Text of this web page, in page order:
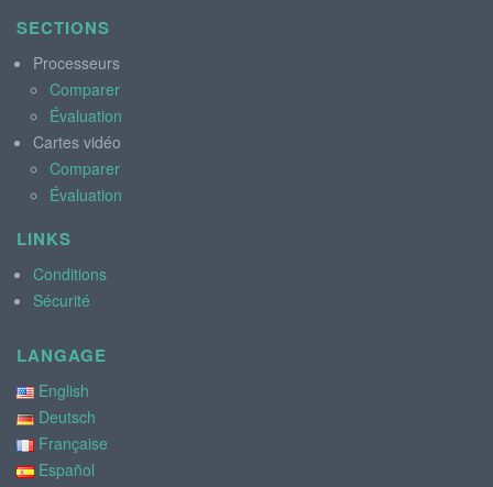
SECTIONS
Processeurs
Comparer
Évaluation
Cartes vidéo
Comparer
Évaluation
LINKS
Conditions
Sécurité
LANGAGE
English
Deutsch
Française
Español